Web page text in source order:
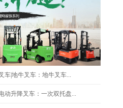
|地牛叉车：地牛叉车...
动升降叉车：一次双托盘...